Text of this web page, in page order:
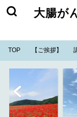
大腸が
TOP 【ご挨拶】